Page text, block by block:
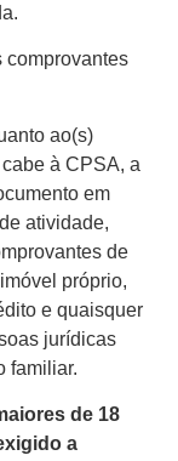
comprovantes
ao(s)
à CPSA, a
em
atividade,
de
próprio,
e quaisquer
jurídicas
familiar.
de 18
a